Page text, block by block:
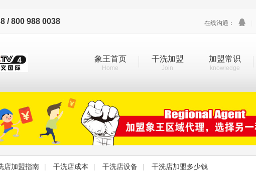
/ 800 988 0038 在线沟通： 
象王首页
Home
干洗加盟
Join
加盟常识
knowledge
店加盟指南 | 干洗店成本 | 干洗店设备 | 干洗店加盟多少钱